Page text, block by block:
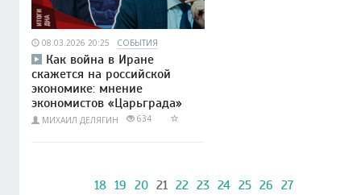
08.03.2026 20:25 СОБЫТИЯ
Как война в Иране
скажется на российской
экономике: мнение
экономистов «Царьграда»
МИХАИЛ ДЕЛЯГИН 634
18 19 20 21 22 23 24 25 26 27